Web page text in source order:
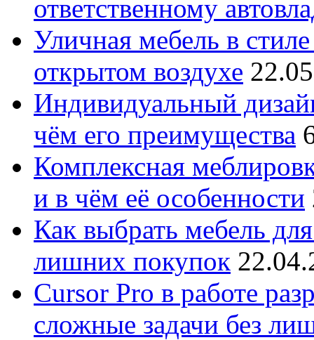
ответственному
Уличная мебель в
открытом воздухе
Индивидуальный
чём его преимущества
Комплексная
и в чём её особенности
Как выбрать мебель
лишних покупок
Cursor Pro в работе
сложные задачи без